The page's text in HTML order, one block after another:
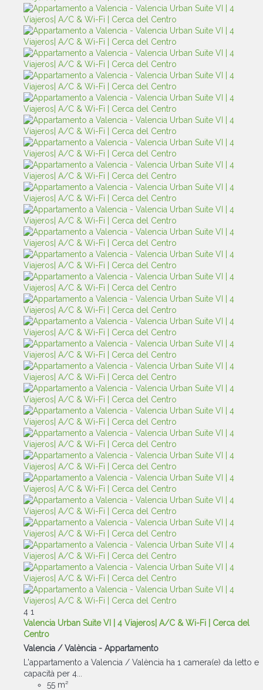
4 1
Valencia Urban Suite VI | 4 Viajeros| A/C & Wi-Fi | Cerca del
Centro
Valencia / València - Appartamento
L'appartamento a Valencia / València ha 1 camera(e) da letto e
capacità per 4...
55 m²